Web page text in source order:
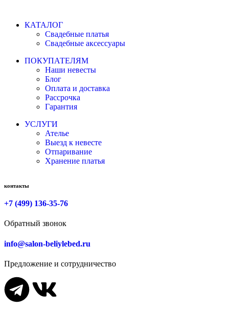
КАТАЛОГ
Свадебные платья
Свадебные аксессуары
ПОКУПАТЕЛЯМ
Наши невесты
Блог
Оплата и доставка
Рассрочка
Гарантия
УСЛУГИ
Ателье
Выезд к невесте
Отпаривание
Хранение платья
контакты
+7 (499) 136-35-76
Обратный звонок
info@salon-beliylebed.ru
Предложение и сотрудничество